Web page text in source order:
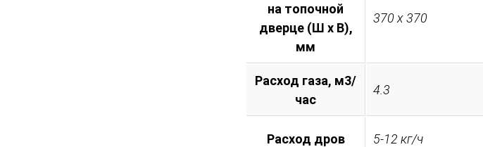
на топочной
дверце (Ш х В),
мм
370 х 370
Расход газа, м3/
час
4.3
Расход дров 5-12 кг/ч